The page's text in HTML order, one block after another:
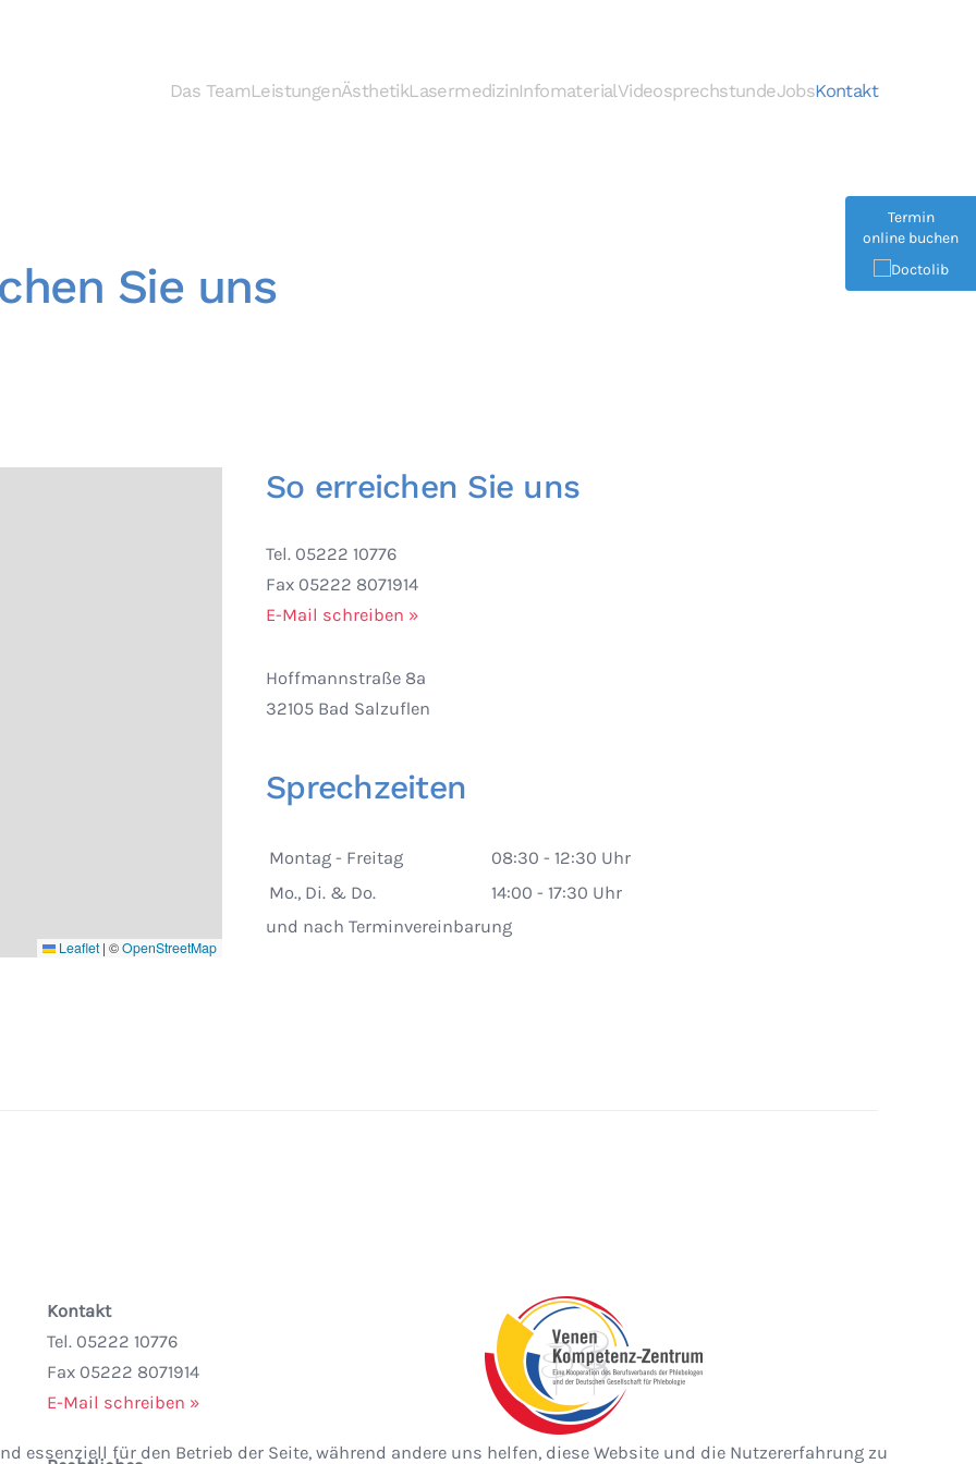
Das TeamLeistungenÄsthetikLasermedizinInfomaterialVideosprechstundeJobsKontakt
Sie uns
Leaflet | ©OpenStreetMap
So erreichen Sie uns
Tel. 05222 10776
Fax 05222 8071914
E-Mail schreiben »
Hoffmannstraße 8a
32105 Bad Salzuflen
Sprechzeiten
Montag - Freitag
08:30 - 12:30 Uhr
Mo., Di. & Do.
14:00 - 17:30 Uhr
und nach Terminvereinbarung
Termin
online buchen
Kontakt
Tel. 05222 10776
Fax 05222 8071914
E-Mail schreiben »
essenziell für den Betrieb der Seite, während andere uns helfen, diese Website und die Nutzererfahrung zu